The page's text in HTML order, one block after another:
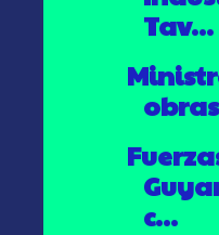
Tav...
c...